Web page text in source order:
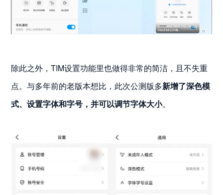
除此之外，TIM设置功能里也做得非常的简洁，且不失重
点。与多年前的老版本想比，此次公测版多新增了深色模
式、设置字体和字号，并可以调节字体大小。